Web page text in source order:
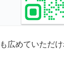
広めていただけ